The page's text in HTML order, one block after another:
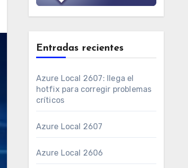
Entradas recientes
Azure Local 2607: llega el
hotfix para corregir problemas
críticos
Azure Local 2607
Azure Local 2606